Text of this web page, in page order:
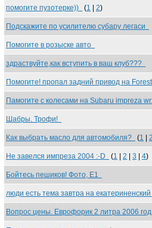
помогите пузотерке)) (1 2)
Подскажите по усилителю субару легаси
Помогите в розыске авто
здраствуйте,как вступить в ваш клуб???
Помогите! пропал задний привод на
Памогите с колесами на Subaru impreza
Шабры. Трофи!
Как выбрать масло для автомобиля? (1 2
Не завелся импреза 2004 :-D (1 2 3 4)
Бойтесь пешиков! Фото, Е1
люди есть тема завтра на екатериненский
Вопрос цены. Еврофорик 2 литра 2006 год